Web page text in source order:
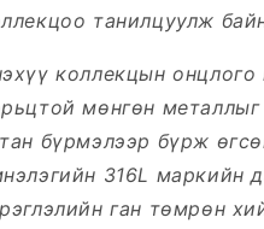
танилцуулж
коллекцын онцлого
мөнгөн металлыг
бүрмэлээр бүрж
316L маркийн
ган төмрөн